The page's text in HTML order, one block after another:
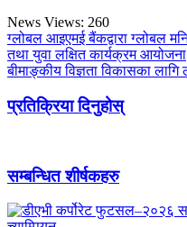
News Views: 260
ग्लोबल आइएमई बैंकद्वारा ग्लोबल
तथा युवा लक्षित कार्यक्रम आयोजना
बीमाङ्कीय विज्ञता विकासका
प्रतिक्रिया दिनुहोस्
सम्बन्धित शीर्षकहरु